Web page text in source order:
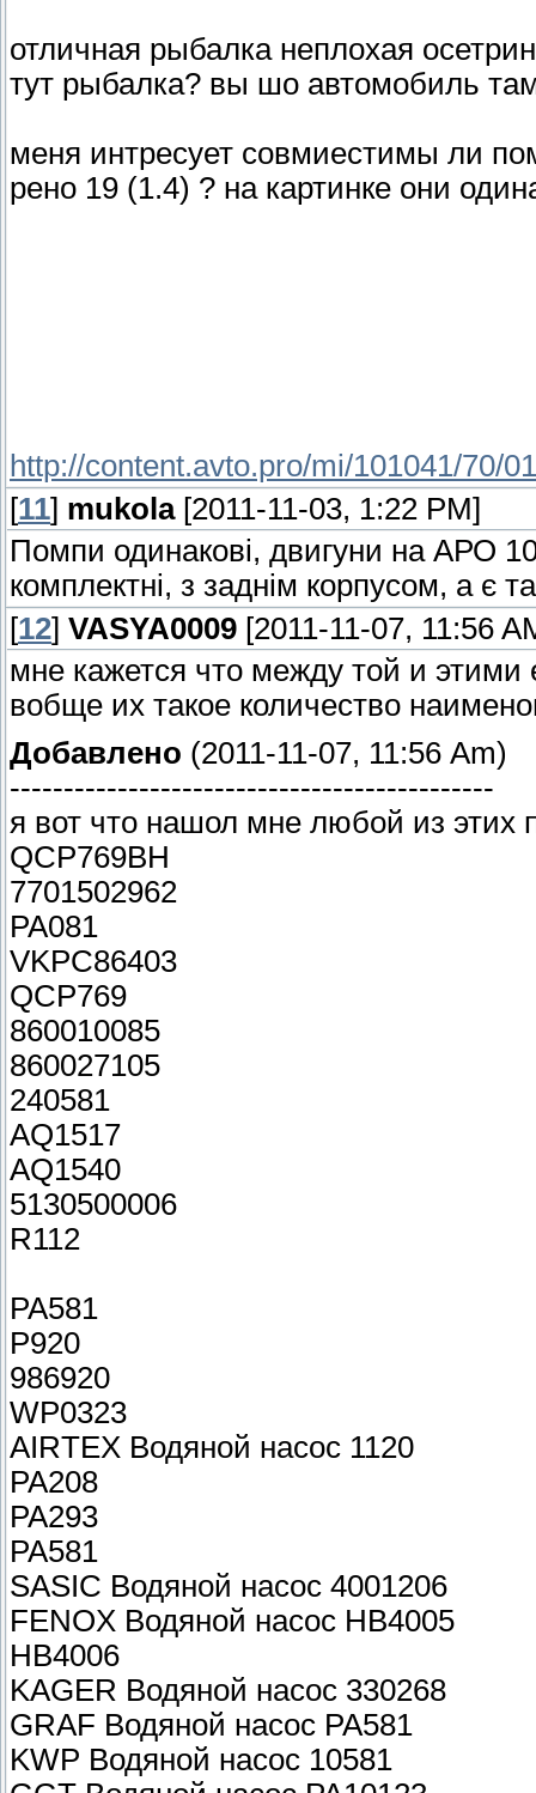
отличная рыбалка неплохая
тут рыбалка? вы шо автомобиль
меня интресует совмиестимы ли
рено 19 (1.4) ? на картинке они
http://content.avto.pro/mi/101041/70/
[11] mukola[2011-11-03, 1:22 PM]
Помпи одинакові, двигуни на АРО
комплектні, з заднім корпусом, а є
[12] VASYA0009 [2011-11-07, 11:56
мне кажется что между той и
вобще их такое количество
Добавлено (2011-11-07, 11:56 Am)
---------------------------------------------
я вот что нашол мне любой из этих
QCP769BH
7701502962
PA081
VKPC86403
QCP769
860010085
860027105
240581
AQ1517
AQ1540
5130500006
R112
PA581
P920
986920
WP0323
AIRTEX Водяной насос 1120
PA208
PA293
PA581
SASIC Водяной насос 4001206
FENOX Водяной насос HB4005
HB4006
KAGER Водяной насос 330268
GRAF Водяной насос PA581
KWP Водяной насос 10581